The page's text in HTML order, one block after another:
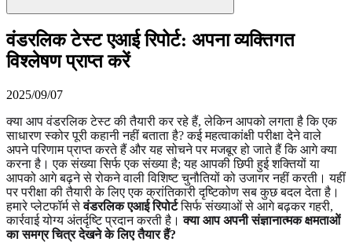
वंडरलिक टेस्ट एआई रिपोर्ट: अपना व्यक्तिगत
विश्लेषण प्राप्त करें
2025/09/07
क्या आप वंडरलिक टेस्ट की तैयारी कर रहे हैं, लेकिन आपको लगता है कि एक
साधारण स्कोर पूरी कहानी नहीं बताता है? कई महत्वाकांक्षी परीक्षा देने वाले
अपने परिणाम प्राप्त करते हैं और यह सोचने पर मजबूर हो जाते हैं कि आगे क्या
करना है। एक संख्या सिर्फ एक संख्या है; यह आपकी छिपी हुई शक्तियों या
आपको आगे बढ़ने से रोकने वाली विशिष्ट चुनौतियों को उजागर नहीं करती। यहीं
पर परीक्षा की तैयारी के लिए एक क्रांतिकारी दृष्टिकोण सब कुछ बदल देता है।
हमारे प्लेटफॉर्म सेवंडरलिक एआई रिपोर्टसिर्फ संख्याओं से आगे बढ़कर गहरी,
कार्रवाई योग्य अंतर्दृष्टि प्रदान करती है।क्या आप अपनी संज्ञानात्मक क्षमताओं
का समग्र चित्र देखने के लिए तैयार हैं?